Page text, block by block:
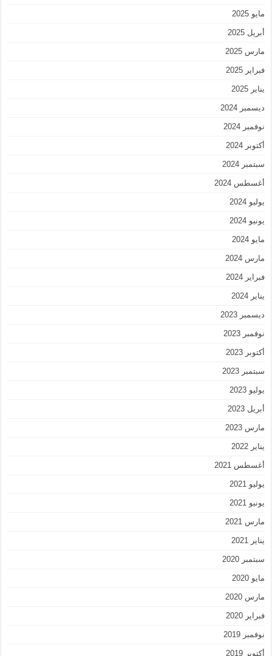
مايو 2025
أبريل 2025
مارس 2025
فبراير 2025
يناير 2025
ديسمبر 2024
نوفمبر 2024
أكتوبر 2024
سبتمبر 2024
أغسطس 2024
يوليو 2024
يونيو 2024
مايو 2024
مارس 2024
فبراير 2024
يناير 2024
ديسمبر 2023
نوفمبر 2023
أكتوبر 2023
سبتمبر 2023
يوليو 2023
أبريل 2023
مارس 2023
يناير 2022
أغسطس 2021
يوليو 2021
يونيو 2021
مارس 2021
يناير 2021
سبتمبر 2020
مايو 2020
مارس 2020
فبراير 2020
نوفمبر 2019
أكتوبر 2019